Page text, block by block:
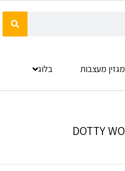
מגזין מעצבות בלוג